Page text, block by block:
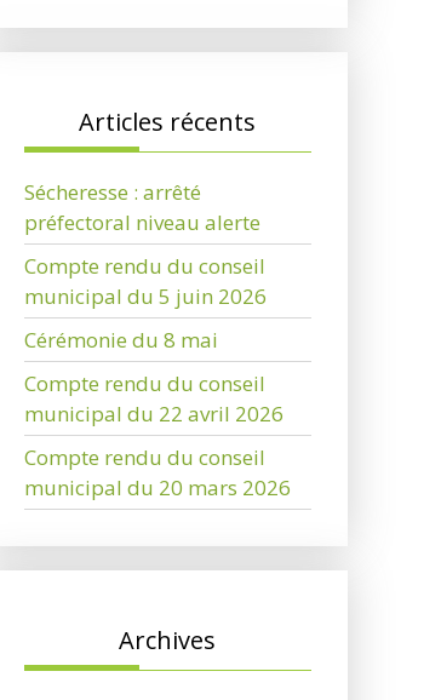
Articles récents
Sécheresse : arrêté
préfectoral niveau alerte
Compte rendu du conseil
municipal du 5 juin 2026
Cérémonie du 8 mai
Compte rendu du conseil
municipal du 22 avril 2026
Compte rendu du conseil
municipal du 20 mars 2026
Archives